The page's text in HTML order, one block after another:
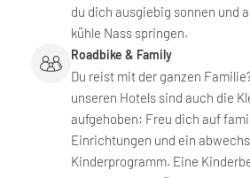
du dich ausgiebig sonnen und
kühle Nass springen.
Roadbike & Family
Du reist mit der ganzen
unseren Hotels sind auch die
aufgehoben: Freu dich auf
Einrichtungen und ein
Kinderprogramm. Eine